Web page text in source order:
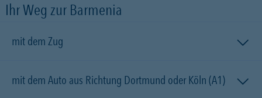
Ihr Weg zur Barmenia
mit dem Zug
mit dem Auto aus Richtung Dortmund oder Köln (A1)